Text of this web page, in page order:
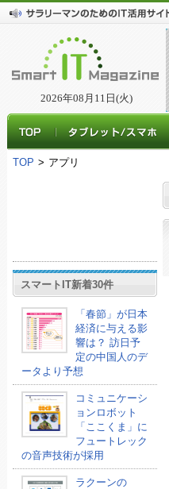
2026年08月11日(火)
TOP > アプリ
スマートIT新着30件
「春節」が日本
経済に与える影
響は？ 訪日予
定の中国人のデ
ータより予想
コミュニケーシ
ョンロボット
「ここくま」に
フュートレック
の音声技術が採用
ラクーンの